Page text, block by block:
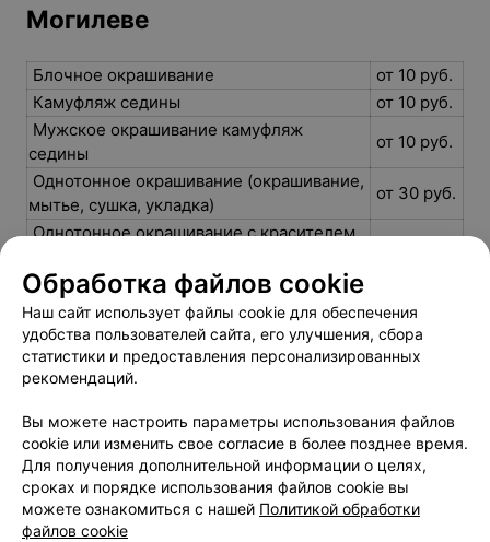
Могилеве
Блочное окрашивание
от 10 руб.
Камуфляж седины
от 10 руб.
Мужское окрашивание камуфляж
седины
от 10 руб.
Однотонное окрашивание (окрашивание,
мытье, сушка, укладка)
от 30 руб.
Однотонное окрашивание с красителем
Окрашивание волос
Окрашивание корней
от 26 руб.
Окрашивание отросшего корня
от 60 руб.
Окрашивание по всей длине
от 35 руб.
Добавить компанию
Обработка файлов cookie
Наш сайт использует файлы cookie для обеспечения
удобства пользователей сайта, его улучшения, сбора
статистики и предоставления персонализированных
рекомендаций.
Вы можете настроить параметры использования файлов
cookie или изменить свое согласие в более позднее время.
Для получения дополнительной информации о целях,
сроках и порядке использования файлов cookie вы
можете ознакомиться с нашей Политикой обработки
файлов cookie